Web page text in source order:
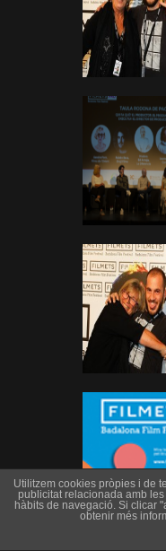
Utilitzem cookies pròpies i de
publicitat relacionada amb
hàbits de navegació. Si clicar
obtenir més